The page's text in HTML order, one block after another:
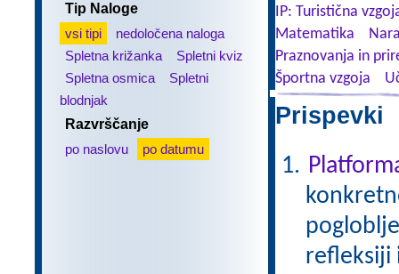
Tip Naloge
vsi tipi
nedoločena naloga
Spletna križanka
Spletni kviz
Spletna osmica
Spletni
blodnjak
Razvrščanje
po naslovu
po datumu
IP: Turistična
Matematika
Praznovanja in
Športna vzgoja
Prispevki
refleksiji